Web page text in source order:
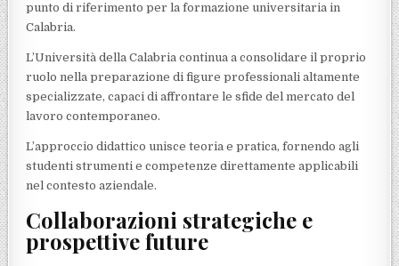
punto di riferimento per la formazione universitaria in
Calabria.
L’Università della Calabria continua a consolidare il proprio
ruolo nella preparazione di figure professionali altamente
specializzate, capaci di affrontare le sfide del mercato del
lavoro contemporaneo.
L’approccio didattico unisce teoria e pratica, fornendo agli
studenti strumenti e competenze direttamente applicabili
nel contesto aziendale.
Collaborazioni strategiche e
prospettive future